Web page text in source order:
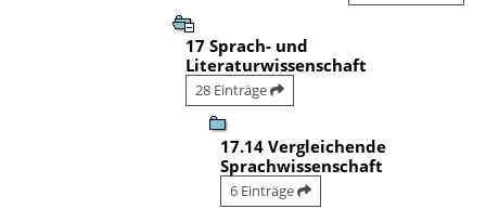
17 Sprach- und
Literaturwissenschaft
28 Einträge
17.14 Vergleichende
Sprachwissenschaft
6 Einträge